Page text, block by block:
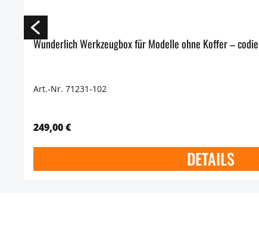
Wunderlich Werkzeugbox für Modelle ohne Koffer –
Art.-Nr. 71231-102
249,00 €
DETAILS